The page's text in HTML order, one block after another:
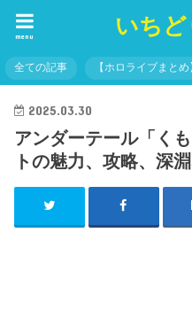
いち
menu
全ての記事 【ホロライブまと
2025.03.30
アンダーテール「く
トの魅力、攻略、深